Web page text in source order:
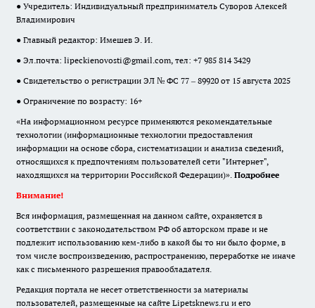
● Учредитель: Индивидуальный предприниматель Суворов Алексей
Владимирович
● Главный редактор: Имешев Э. И.
● Эл.почта: lipeckienovosti@gmail.com, тел: +7 985 814 3429
● Свидетельство о регистрации ЭЛ № ФС 77 – 89920 от 15 августа 2025
● Ограничение по возрасту: 16+
«На информационном ресурсе применяются рекомендательные
технологии (информационные технологии предоставления
информации на основе сбора, систематизации и анализа сведений,
относящихся к предпочтениям пользователей сети "Интернет",
находящихся на территории Российской Федерации)». Подробнее
Внимание!
Вся информация, размещенная на данном сайте, охраняется в
соответствии с законодательством РФ об авторском праве и не
подлежит использованию кем-либо в какой бы то ни было форме, в
том числе воспроизведению, распространению, переработке не иначе
как с письменного разрешения правообладателя.
Редакция портала не несет ответственности за материалы
пользователей, размещенные на сайте Lipetsknews.ru и его